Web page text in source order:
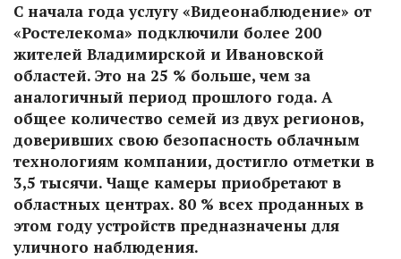
С начала года услугу «Видеонаблюдение» от
«Ростелекома» подключили более 200
жителей Владимирской и Ивановской
областей. Это на 25 % больше, чем за
аналогичный период прошлого года. А
общее количество семей из двух регионов,
доверивших свою безопасность облачным
технологиям компании, достигло отметки в
3,5 тысячи. Чаще камеры приобретают в
областных центрах. 80 % всех проданных в
этом году устройств предназначены для
уличного наблюдения.